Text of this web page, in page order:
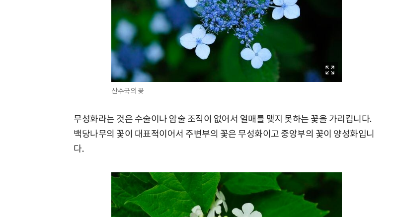
산수국의 꽃
무성화라는 것은 수술이나 암술 조직이 없어서 열매를 맺지 못하는 꽃을 가리킵니다.
백당나무의 꽃이 대표적이어서 주변부의 꽃은 무성화이고 중앙부의 꽃이 양성화입니
다.